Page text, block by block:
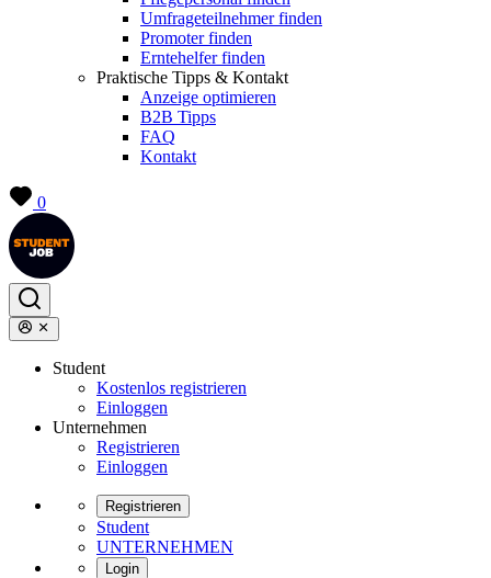
Umfrageteilnehmer finden
Promoter finden
Erntehelfer finden
Praktische Tipps & Kontakt
Anzeige optimieren
B2B Tipps
FAQ
Kontakt
0
Student
Kostenlos registrieren
Einloggen
Unternehmen
Registrieren
Einloggen
Registrieren
Student
UNTERNEHMEN
Login